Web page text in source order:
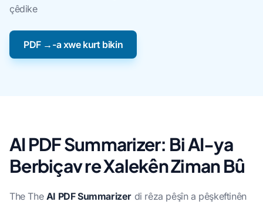
çêdike
PDF →-a xwe kurt bikin
AI PDF Summarizer: Bi AI-ya
Berbiçav re Xalekên Ziman Bû
The The AI PDF Summarizer di rêza pêşîn a pêşkeftinên